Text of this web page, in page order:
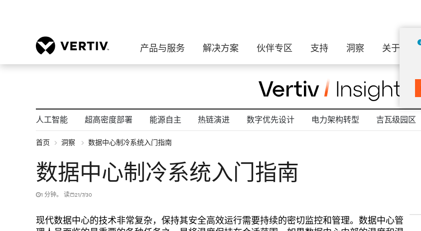
产品与服务 解决方案 伙伴专区 支持 洞察 关于
人工智能 超高密度部署 能源自主 热链演进 数字优先设计 电力架构转型 吉瓦级园区
首页 洞察 数据中心制冷系统入门指南
数据中心制冷系统入门指南
1 分钟。 读 21/7/30
现代数据中心的技术非常复杂，保持其安全高效运行需要持续的密切监控和管理。数据中心管